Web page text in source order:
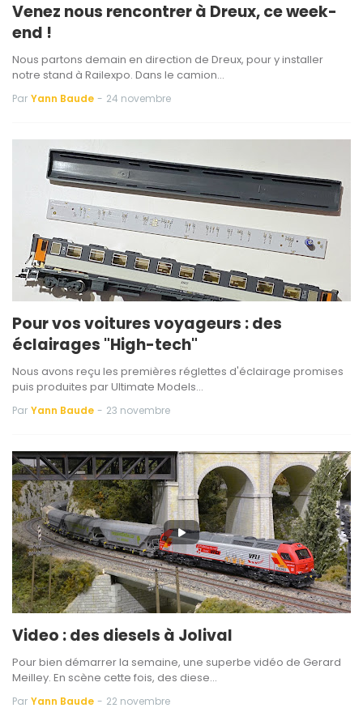
Venez nous rencontrer à Dreux, ce week-
end !
Nous partons demain en direction de Dreux, pour y installer
notre stand à Railexpo. Dans le camion…
Par Yann Baude - 24 novembre
Pour vos voitures voyageurs : des
éclairages "High-tech"
Nous avons reçu les premières réglettes d'éclairage promises
puis produites par Ultimate Models…
Par Yann Baude - 23 novembre
Video : des diesels à Jolival
Pour bien démarrer la semaine, une superbe vidéo de Gerard
Meilley. En scène cette fois, des diese…
Par Yann Baude - 22 novembre